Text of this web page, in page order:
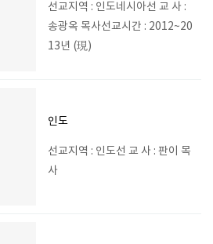
선교지역 : 인도네시아선 교 사 :
송광옥 목사선교시간 : 2012~20
13년 (現)
인도
선교지역 : 인도선 교 사 : 판이 목
사